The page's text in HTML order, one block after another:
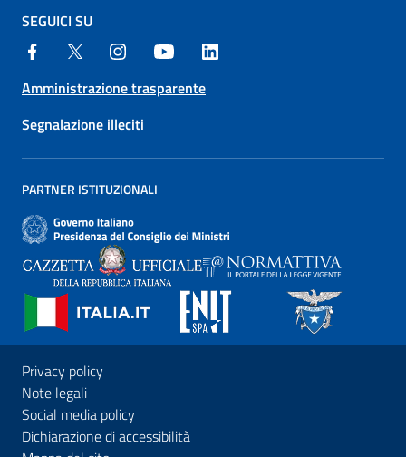
SEGUICI SU
Amministrazione trasparente
Segnalazione illeciti
PARTNER ISTITUZIONALI
Privacy policy
Note legali
Social media policy
Dichiarazione di accessibilità